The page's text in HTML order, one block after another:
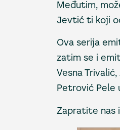
Međutim,
Jevtić ti koji
Ova serija
zatim se i
Vesna
Petrović Pele
Zapratite nas